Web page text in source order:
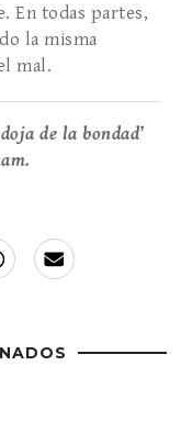
En todas partes,
la misma
mal.
de la bondad’